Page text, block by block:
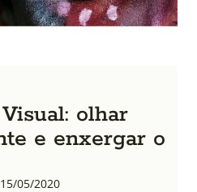
olhar
e enxergar o
05/2020